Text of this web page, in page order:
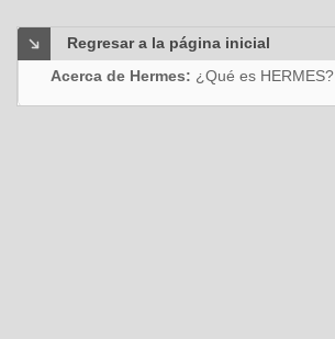
Regresar a la página inicial
Acerca de Hermes: ¿Qué es HERMES?